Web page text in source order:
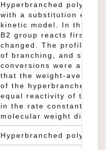
Hyperbranched
with a substitution effect
kinetic model. In this
B2 group reacts first,
changed. The profiles
of branching, and
conversions were all
that the weight-average
of the hyperbranched
equal reactivity of the
in the rate constant
molecular weight
Hyperbranched